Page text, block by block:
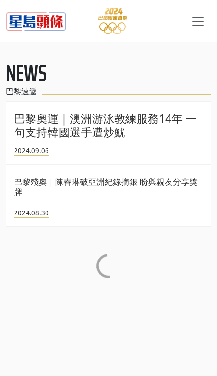
NEWS
巴黎速遞
巴黎奧運｜澳洲游泳教練服務14年 一
句支持韓國選手遭炒魷
2024.09.06
巴黎殘奧｜陳睿琳破亞洲紀錄摘銀 盼與親友分享獎
牌
2024.08.30